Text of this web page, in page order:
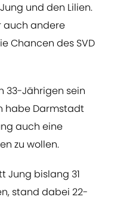
und den Lilien.
auch andere
Chancen des SVD
33-Jährigen sein
habe Darmstadt
auch eine
zu wollen.
Jung bislang 31
stand dabei 22-